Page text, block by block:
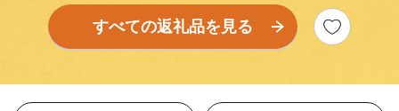
すべての返礼品を見る